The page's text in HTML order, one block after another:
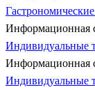
Информационная
Индивидуальные
Информационная